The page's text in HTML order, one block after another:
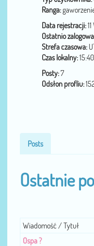
Ranga:
Data rejestracji:
Ostatnio
Strefa czasowa:
Czas lokalny:15:40
Posty:7
Odsłon profliu:
Posts
Ostatnie
Wiadomość / Tytuł
Ospa ?